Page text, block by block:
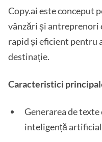
Copy.ai este conceput
vânzări și antreprenori
rapid și eficient pentru
destinație.
Caracteristici
Generarea de texte
inteligență